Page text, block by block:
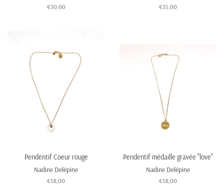
Prix
€30,00
Prix
€35,00
Pendentif Coeur rouge
Nadine Delépine
Prix
€58,00
Pendentif médaille gravée "love"
Nadine Delépine
Prix
€58,00